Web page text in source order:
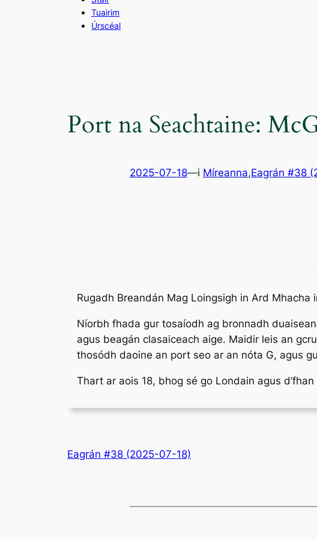
Tuairim
Úrscéal
Port na Seachtaine:
2025-07-18—i Míreanna,Eagrán #38
Rugadh Breandán Mag Loingsigh in Ard
Níorbh fhada gur tosaíodh ag bronnadh
agus beagán clasaiceach aige. Maidir leis an
thosódh daoine an port seo ar an nóta G, agus
Thart ar aois 18, bhog sé go Londain agus
Eagrán #38 (2025-07-18)